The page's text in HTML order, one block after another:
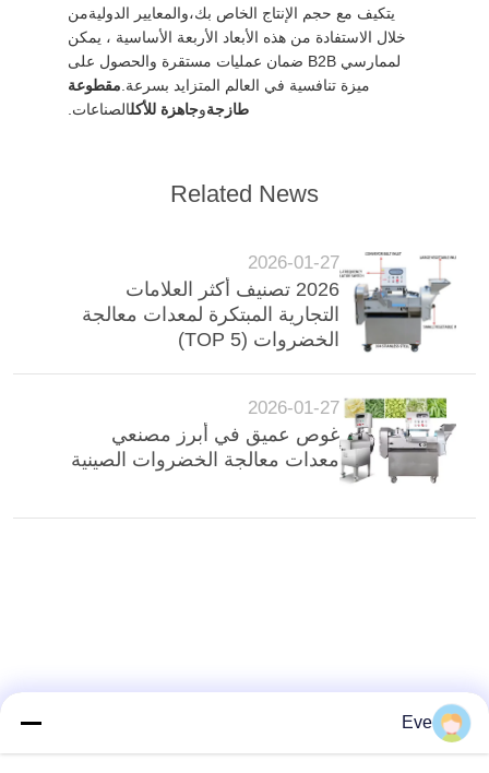
يتكيف مع حجم الإنتاج الخاص بك،والمعايير الدوليةمن
خلال الاستفادة من هذه الأبعاد الأربعة الأساسية ، يمكن
لممارسي B2B ضمان عمليات مستقرة والحصول على
ميزة تنافسية في العالم المتزايد بسرعة.مقطوعة
طازجةوجاهزة للأكلالصناعات.
Related News
2026-01-27
2026 تصنيف أكثر العلامات
التجارية المبتكرة لمعدات معالجة
الخضروات (TOP 5)
2026-01-27
غوص عميق في أبرز مصنعي
معدات معالجة الخضروات الصينية
Eve